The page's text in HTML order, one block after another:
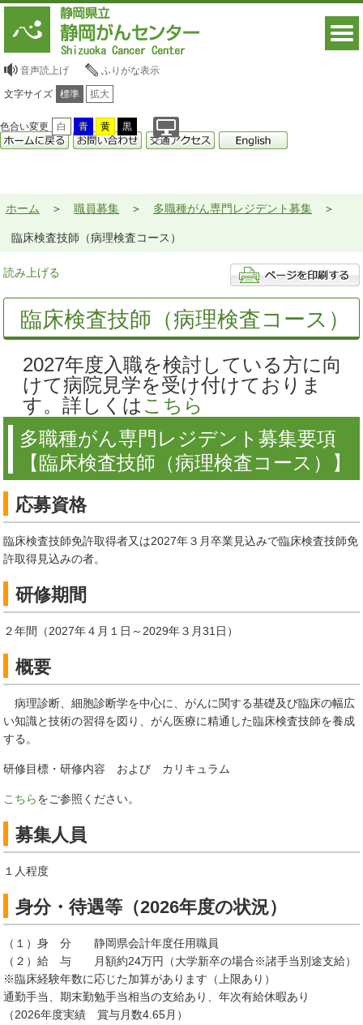
音声読上げ ふりがな表示
文字サイズ 標準 拡大
色合い変更 白 青 黄 黒
ホーム 職員募集 多職種がん専門レジデント募集
臨床検査技師（病理検査コース）
読み上げる
臨床検査技師（病理検査コース）
2027年度入職を検討している方に向
けて病院見学を受け付けておりま
す。詳しくは こちら
多職種がん専門レジデント募集要項
【臨床検査技師（病理検査コース）】
応募資格
臨床検査技師免許取得者又は2027年３月卒業見込みで臨床検査技師免
許取得見込みの者。
研修期間
２年間（2027年４月１日～2029年３月31日）
概要
病理診断、細胞診断学を中心に、がんに関する基礎及び臨床の幅広
い知識と技術の習得を図り、がん医療に精通した臨床検査技師を養成
する。
研修目標・研修内容 および カリキュラム
こちらをご参照ください。
募集人員
１人程度
身分・待遇等（2026年度の状況）
（１）身 分 静岡県会計年度任用職員
（２）給 与 月額約24万円（大学新卒の場合※諸手当別途支給）
※臨床経験年数に応じた加算があります（上限あり）
通勤手当、期末勤勉手当相当の支給あり、年次有給休暇あり
（2026年度実績 賞与月数4.65月）